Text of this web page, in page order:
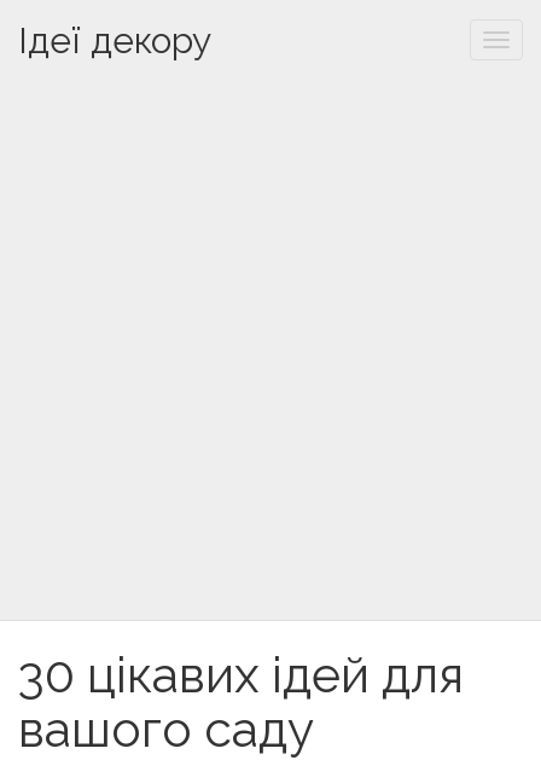
Ідеї декору
30 цікавих ідей для
вашого саду